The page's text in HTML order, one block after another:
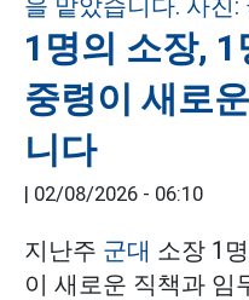
1명의 소장, 1
중령이 새로
니다
| 02/08/2026 - 06:10
지난주 군대 소장 1
이 새로운 직책과 임